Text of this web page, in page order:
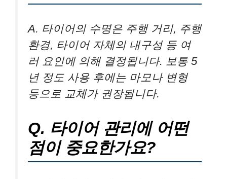
A. 타이어의 수명은 주행 거리, 주행
환경, 타이어 자체의 내구성 등 여
러 요인에 의해 결정됩니다. 보통 5
년 정도 사용 후에는 마모나 변형
등으로 교체가 권장됩니다.
Q. 타이어 관리에 어떤
점이 중요한가요?